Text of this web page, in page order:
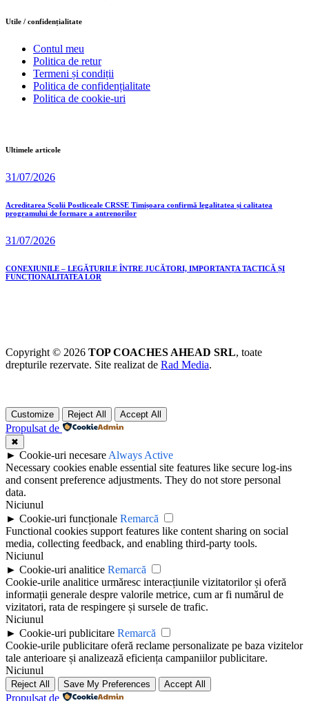
Utile / confidențialitate
Contul meu
Politica de retur
Termeni și condiții
Politica de confidențialitate
Politica de cookie-uri
Ultimele articole
31/07/2026
Acreditarea Școlii Postliceale CRSSE Timișoara confirmă legalitatea și calitatea
programului de formare a antrenorilor
31/07/2026
CONEXIUNILE – LEGĂTURILE ÎNTRE JUCĂTORI, IMPORTANȚA TACTICĂ ȘI
FUNCȚIONALITATEA LOR
Copyright © 2026 TOP COACHES AHEAD SRL, toate
drepturile rezervate. Site realizat de Rad Media.
Customize Reject All Accept All
Propulsat de
✖
► Cookie-uri necesare Always Active
Necessary cookies enable essential site features like secure log-ins
and consent preference adjustments. They do not store personal
data.
Niciunul
► Cookie-uri funcționale Remarcă
Functional cookies support features like content sharing on social
media, collecting feedback, and enabling third-party tools.
Niciunul
► Cookie-uri analitice Remarcă
Cookie-urile analitice urmăresc interacțiunile vizitatorilor și oferă
informații generale despre valorile metrice, cum ar fi numărul de
vizitatori, rata de respingere și sursele de trafic.
Niciunul
► Cookie-uri publicitare Remarcă
Cookie-urile publicitare oferă reclame personalizate pe baza vizitelor
tale anterioare și analizează eficiența campaniilor publicitare.
Niciunul
Reject All Save My Preferences Accept All
Propulsat de